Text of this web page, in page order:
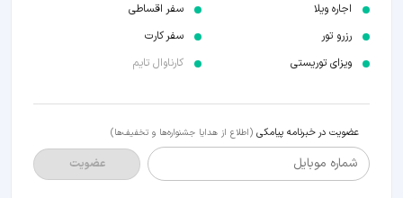
اجاره ویلا
رزرو تور
ویزای توریستی
سفر اقساطی
سفر کارت
کارناوال تایم
عضویت در خبرنامه پیامکی (اطلاع از هدایا جشنواره‌ها و تخفیف‌ها)
شماره موبایل عضویت